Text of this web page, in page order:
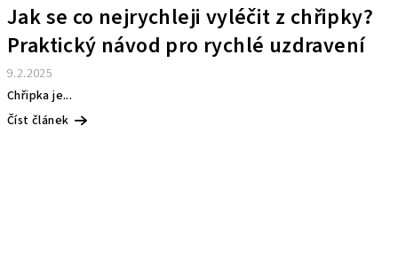
Jak se co nejrychleji vyléčit z chřipky?
Praktický návod pro rychlé uzdravení
9.2.2025
Chřipka je...
Číst článek